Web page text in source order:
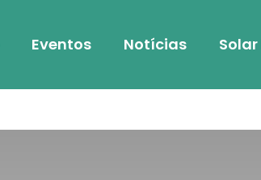
Eventos Notícias